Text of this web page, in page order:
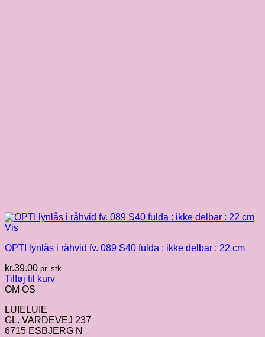
Vis
OPTI lynlås i råhvid fv. 089 S40 fulda : ikke delbar : 22 cm
kr.39.00 pr. stk
Tilføj til kurv
OM OS
LUIELUIE
GL. VARDEVEJ 237
6715 ESBJERG N